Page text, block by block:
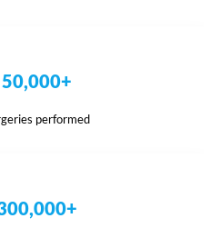
50,000+
performed